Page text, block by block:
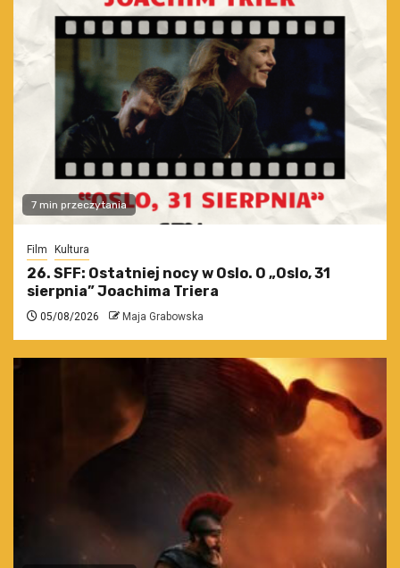
7 min przeczytania
Film Kultura
26. SFF: Ostatniej nocy w Oslo. O „Oslo, 31
sierpnia” Joachima Triera
05/08/2026 Maja Grabowska